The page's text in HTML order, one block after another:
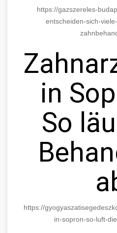
https://gazszereles-
entscheiden-sich-
in
So
https://
in-sopron-so-luft-